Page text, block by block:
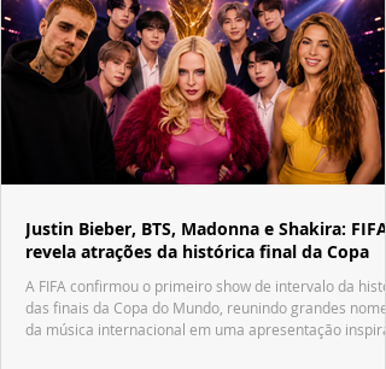
Justin Bieber, BTS, Madonna e Shakira: FIFA
revela atrações da histórica final da Copa
A FIFA confirmou o primeiro show de intervalo da
das finais da Copa do Mundo, reunindo grandes nomes
da música internacional em uma apresentação